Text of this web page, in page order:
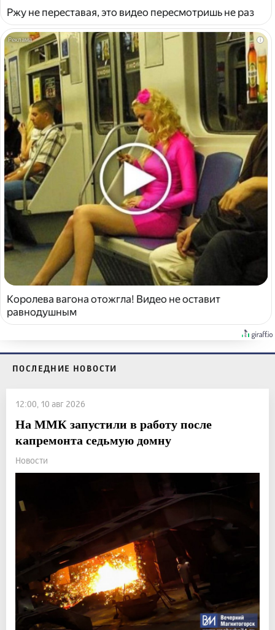
Ржу не переставая, это видео пересмотришь не раз
i
Королева вагона отожгла! Видео не оставит
равнодушным
ПОСЛЕДНИЕ НОВОСТИ
12:00, 10 авг 2026
На ММК запустили в работу после
капремонта седьмую домну
Новости